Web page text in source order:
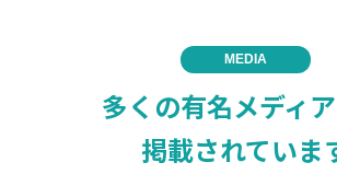
MEDIA
多くの有名メディ
掲載されていま